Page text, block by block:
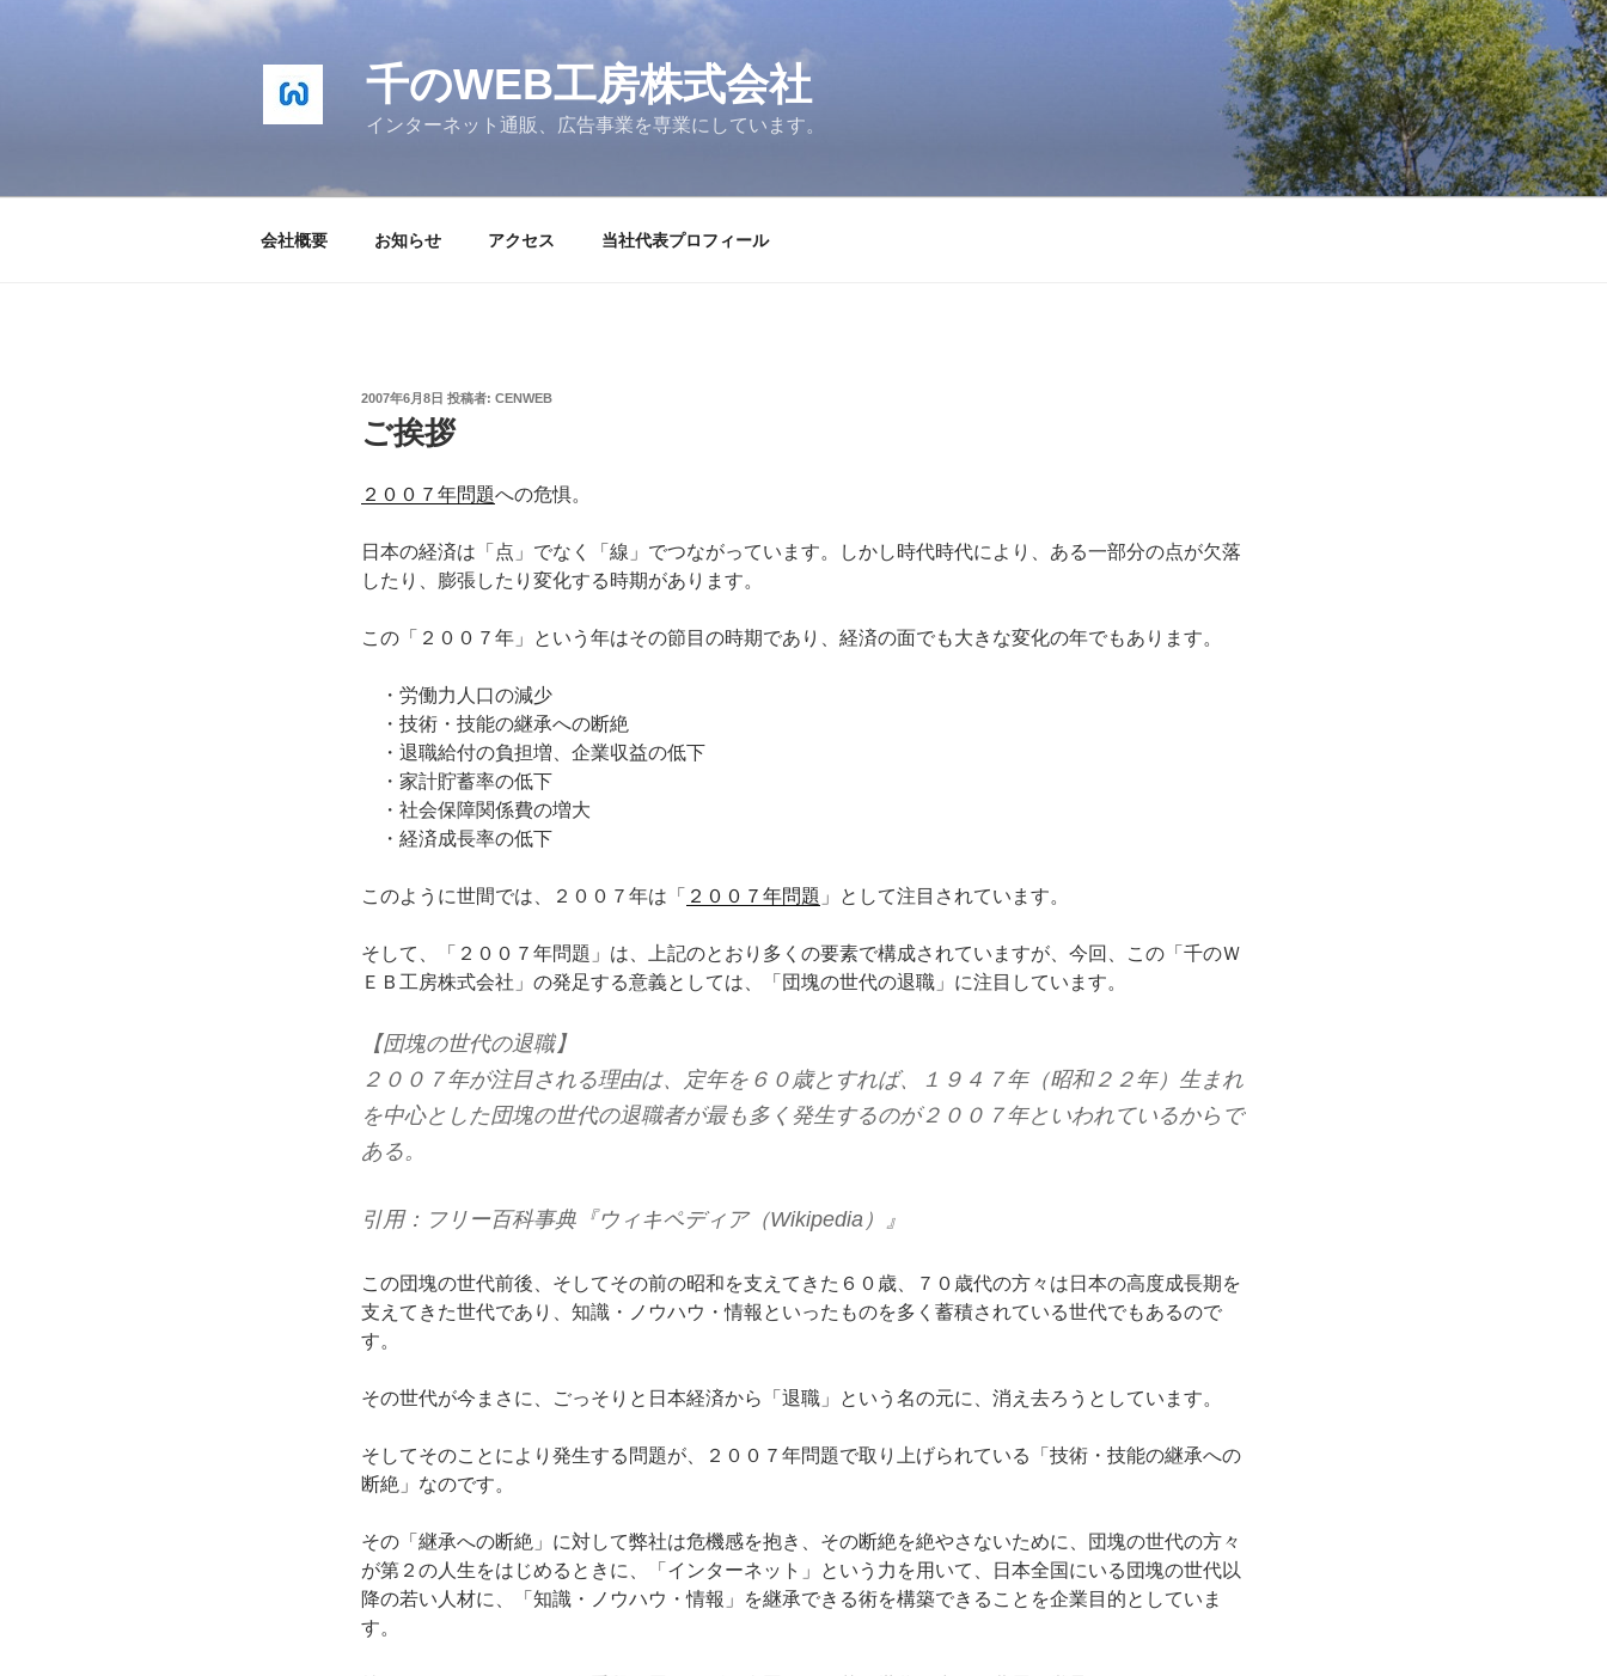
千のWEB工房株式会社
インターネット通販、広告事業を専業にしています。
会社概要 お知らせ アクセス 当社代表プロフィール
投
2007年6月8日 投稿者: CENWEB
ご挨拶
２００７年問題への危惧。
日本の経済は「点」でなく「線」でつながっています。しかし時代時代により、ある一部分の点が欠落
したり、膨張したり変化する時期があります。
この「２００７年」という年はその節目の時期であり、経済の面でも大きな変化の年でもあります。
・労働力人口の減少
・技術・技能の継承への断絶
・退職給付の負担増、企業収益の低下
・家計貯蓄率の低下
・社会保障関係費の増大
・経済成長率の低下
このように世間では、２００７年は「 ２００７年問題 」として注目されています。
そして、「２００７年問題」は、上記のとおり多くの要素で構成されていますが、今回、この「千のＷ
ＥＢ工房株式会社」の発足する意義としては、「団塊の世代の退職」に注目しています。
【団塊の世代の退職】
２００７年が注目される理由は、定年を６０歳とすれば、１９４７年（昭和２２年）生まれ
を中心とした団塊の世代の退職者が最も多く発生するのが２００７年といわれているからで
ある。
引用：フリー百科事典『ウィキペディア（Wikipedia）』
この団塊の世代前後、そしてその前の昭和を支えてきた６０歳、７０歳代の方々は日本の高度成長期を
支えてきた世代であり、知識・ノウハウ・情報といったものを多く蓄積されている世代でもあるので
す。
その世代が今まさに、ごっそりと日本経済から「退職」という名の元に、消え去ろうとしています。
そしてそのことにより発生する問題が、２００７年問題で取り上げられている「技術・技能の継承への
断絶」なのです。
その「継承への断絶」に対して弊社は危機感を抱き、その断絶を絶やさないために、団塊の世代の方々
が第２の人生をはじめるときに、「インターネット」という力を用いて、日本全国にいる団塊の世代以
降の若い人材に、「知識・ノウハウ・情報」を継承できる術を構築できることを企業目的としていま
す。